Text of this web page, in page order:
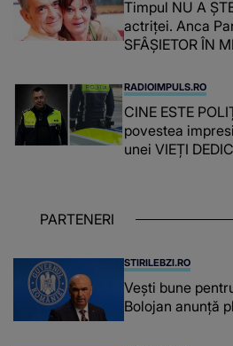
Timpul NU A
actriței. Anca
SFÂȘIETOR ÎN
timpul parcă..."
RADIOIMPULS.RO
CINE ESTE
povestea
unei VIEȚI
PARTENERI
STIRILEBZI.RO
Vești bune
Bolojan anunță